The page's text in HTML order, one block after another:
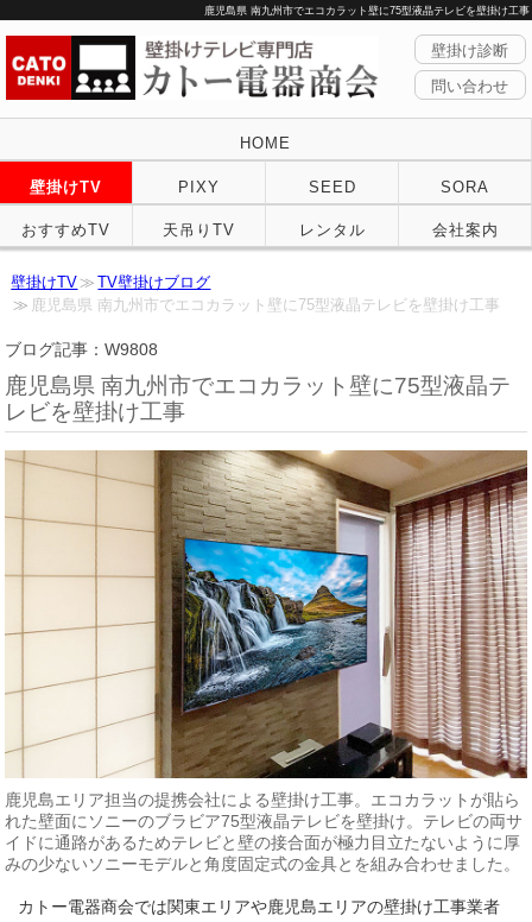
鹿児島県 南九州市でエコカラット壁に75型液晶テレビを壁掛け工事
壁掛け診断
問い合わせ
HOME
壁掛けTV PIXY SEED SORA
おすすめTV 天吊りTV レンタル 会社案内
壁掛けTV
TV壁掛けブログ
鹿児島県 南九州市でエコカラット壁に75型液晶テレビを壁掛け工事
ブログ記事：W9808
鹿児島県 南九州市でエコカラット壁に75型液晶テ
レビを壁掛け工事
鹿児島エリア担当の提携会社による壁掛け工事。エコカラットが貼ら
れた壁面にソニーのブラビア75型液晶テレビを壁掛け。テレビの両サ
イドに通路があるためテレビと壁の接合面が極力目立たないように厚
みの少ないソニーモデルと角度固定式の金具とを組み合わせました。
カトー電器商会では関東エリアや鹿児島エリアの壁掛け工事業者